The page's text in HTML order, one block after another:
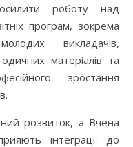
роботу над
програм, зокрема
викладачів,
матеріалів та
зростання
розвиток, а Вчена
інтеграції до